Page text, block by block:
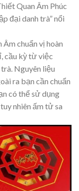
Quan Âm Phúc
đại danh trà” nổi
chuẩn vị hoàn
cầu kỳ từ việc
Nguyên liệu
ra bạn cần chuẩn
có thể sử dụng
nhiên ấm tử sa